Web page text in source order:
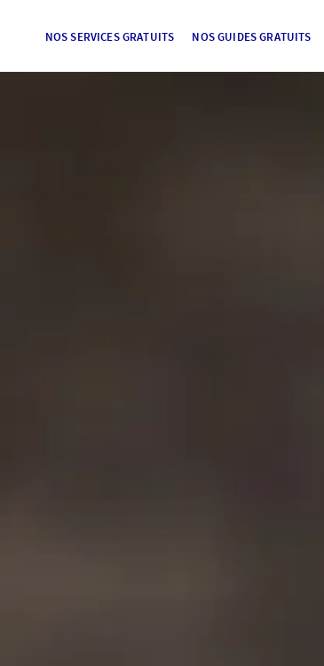
NOS SERVICES GRATUITS NOS GUIDES GRATUITS